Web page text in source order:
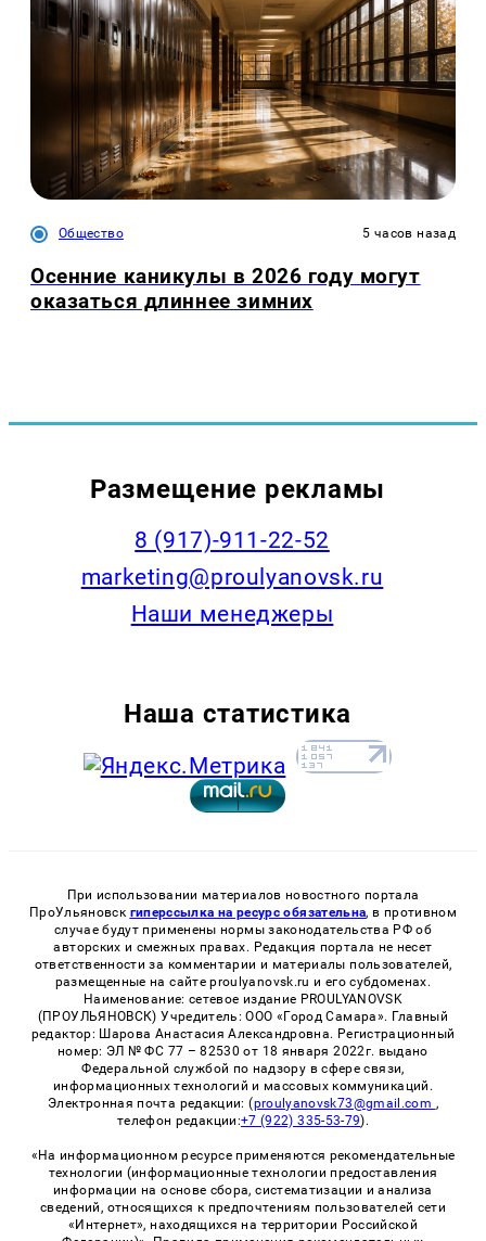
Общество 5 часов назад
Осенние каникулы в 2026 году могут
оказаться длиннее зимних
Размещение рекламы
8 (917)-911-22-52
marketing@proulyanovsk.ru
Наши менеджеры
Наша статистика
При использовании материалов новостного портала
ПроУльяновск гиперссылка на ресурс обязательна, в противном
случае будут применены нормы законодательства РФ об
авторских и смежных правах. Редакция портала не несет
ответственности за комментарии и материалы пользователей,
размещенные на сайте proulyanovsk.ru и его субдоменах.
Наименование: сетевое издание PROULYANOVSK
(ПРОУЛЬЯНОВСК) Учредитель: ООО «Город Самара». Главный
редактор: Шарова Анастасия Александровна. Регистрационный
номер: ЭЛ № ФС 77 – 82530 от 18 января 2022г. выдано
Федеральной службой по надзору в сфере связи,
информационных технологий и массовых коммуникаций.
Электронная почта редакции: (proulyanovsk73@gmail.com ,
телефон редакции:+7 (922) 335-53-79).
«На информационном ресурсе применяются рекомендательные
технологии (информационные технологии предоставления
информации на основе сбора, систематизации и анализа
сведений, относящихся к предпочтениям пользователей сети
«Интернет», находящихся на территории Российской